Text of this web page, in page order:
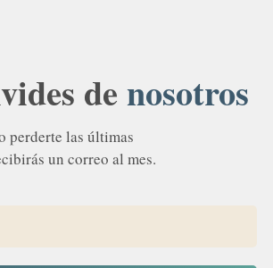
denosotros
perderte las últimas
un correo al mes.